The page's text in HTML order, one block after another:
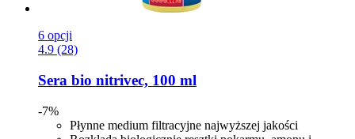
6 opcji
4.9 (28)
Sera bio nitrivec, 100 ml
-7%
Płynne medium filtracyjne najwyższej jakości